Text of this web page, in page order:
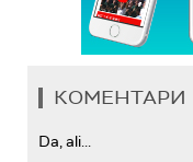
КОМЕНТАРИ
Da, ali...